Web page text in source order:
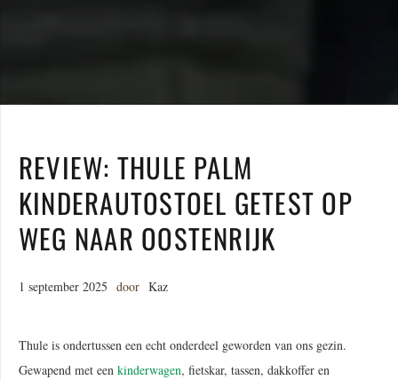
REVIEW: THULE PALM
KINDERAUTOSTOEL GETEST OP
WEG NAAR OOSTENRIJK
1 september 2025 door Kaz
Thule is ondertussen een echt onderdeel geworden van ons gezin.
Gewapend met een kinderwagen, fietskar, tassen, dakkoffer en